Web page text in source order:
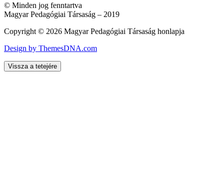
© Minden jog fenntartva
Magyar Pedagógiai Társaság – 2019
Copyright © 2026 Magyar Pedagógiai Társaság honlapja
Design by ThemesDNA.com
Vissza a tetejére